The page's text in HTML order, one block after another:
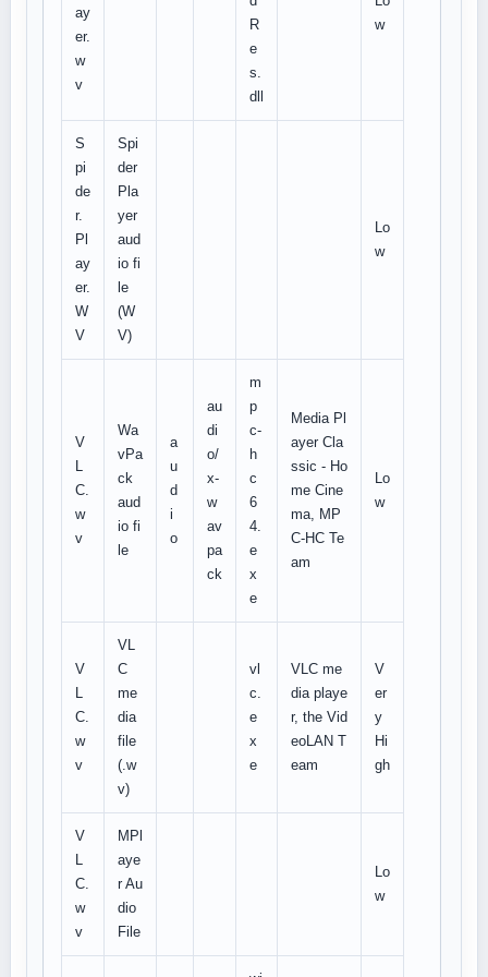
ay
er.
w
v
R
e
s.
dll
w
S
pi
de
r.
Pl
ay
er.
W
V
Spi
der
Pla
yer
aud
io fi
le
(W
V)
Lo
w
V
L
C.
w
v
Wa
vPa
ck
aud
io fi
le
a
u
d
i
o
au
di
o/
x-
w
av
pa
ck
m
p
c-
h
c
6
4.
e
x
e
Media Pl
ayer Cla
ssic - Ho
me Cine
ma, MP
C-HC Te
am
Lo
w
V
L
C.
w
v
VL
C
me
dia
file
(.w
v)
vl
c.
e
x
e
VLC me
dia playe
r, the Vid
eoLAN T
eam
V
er
y
Hi
gh
V
L
C.
w
v
MPl
aye
r Au
dio
File
Lo
w